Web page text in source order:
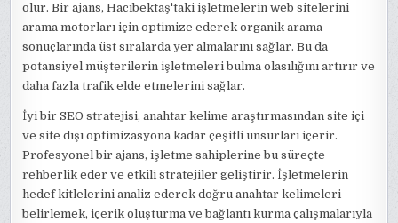
olur. Bir ajans, Hacıbektaş'taki işletmelerin web sitelerini
arama motorları için optimize ederek organik arama
sonuçlarında üst sıralarda yer almalarını sağlar. Bu da
potansiyel müşterilerin işletmeleri bulma olasılığını artırır ve
daha fazla trafik elde etmelerini sağlar.
İyi bir SEO stratejisi, anahtar kelime araştırmasından site içi
ve site dışı optimizasyona kadar çeşitli unsurları içerir.
Profesyonel bir ajans, işletme sahiplerine bu süreçte
rehberlik eder ve etkili stratejiler geliştirir. İşletmelerin
hedef kitlelerini analiz ederek doğru anahtar kelimeleri
belirlemek, içerik oluşturma ve bağlantı kurma çalışmalarıyla